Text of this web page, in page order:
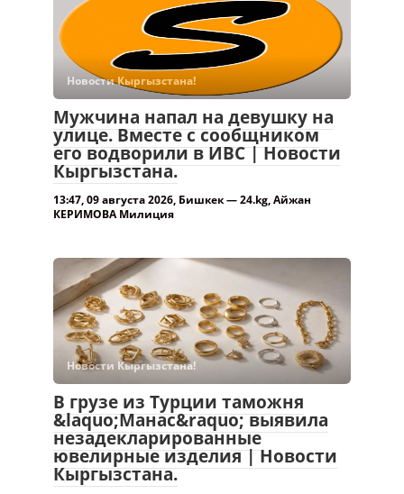
Новости Кыргызстана!
Мужчина напал на девушку на
улице. Вместе с сообщником
его водворили в ИВС | Новости
Кыргызстана.
13:47, 09 августа 2026, Бишкек — 24.kg, Айжан
КЕРИМОВА Милиция
Новости Кыргызстана!
В грузе из Турции таможня
&laquo;Манас&raquo; выявила
незадекларированные
ювелирные изделия | Новости
Кыргызстана.